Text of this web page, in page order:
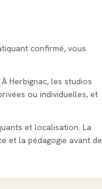
confirmé, vous
Herbignac, les studios
ou individuelles, et
et localisation. La
et la pédagogie avant de